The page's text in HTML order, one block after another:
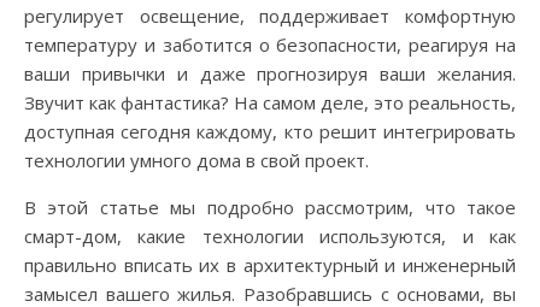
регулирует освещение, поддерживает комфортную
температуру и заботится о безопасности, реагируя на
ваши привычки и даже прогнозируя ваши желания.
Звучит как фантастика? На самом деле, это реальность,
доступная сегодня каждому, кто решит интегрировать
технологии умного дома в свой проект.
В этой статье мы подробно рассмотрим, что такое
смарт-дом, какие технологии используются, и как
правильно вписать их в архитектурный и инженерный
замысел вашего жилья. Разобравшись с основами, вы